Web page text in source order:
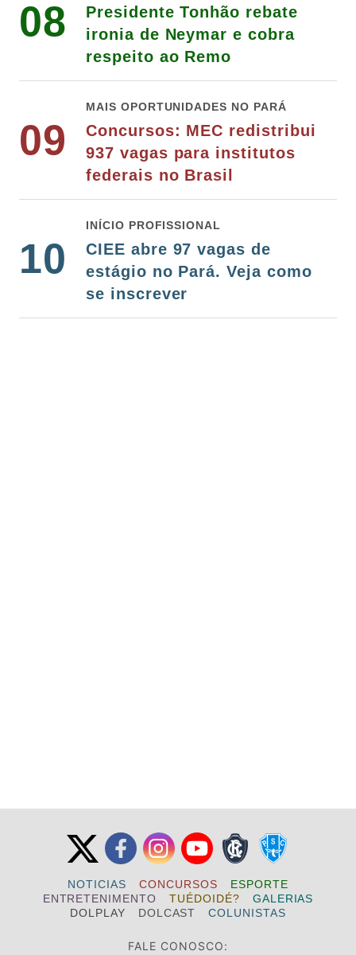
08
Presidente Tonhão rebate
ironia de Neymar e cobra
respeito ao Remo
09
MAIS OPORTUNIDADES NO PARÁ
Concursos: MEC redistribui
937 vagas para institutos
federais no Brasil
10
INÍCIO PROFISSIONAL
CIEE abre 97 vagas de
estágio no Pará. Veja como
se inscrever
NOTICIAS CONCURSOS
ESPORTE
ENTRETENIMENTO
TUÉDOIDÉ?
GALERIAS
DOLPLAY
DOLCAST COLUNISTAS
FALE CONOSCO: